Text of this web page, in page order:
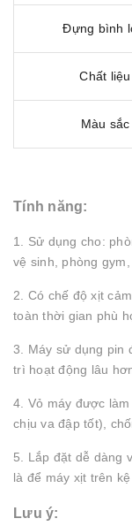
Đựng bình
Chất liệu
Màu sắc
Tính năng:
1. Sử dụng cho:
vệ sinh, phòng gym,
2. Có chế độ xịt
toàn thời gian phù
3. Máy sử dụng pin
trì hoạt động lâu
4. Vỏ máy được
chịu va đập tốt),
5. Lắp đặt dễ dàng
là để máy xịt trên
Lưu ý: